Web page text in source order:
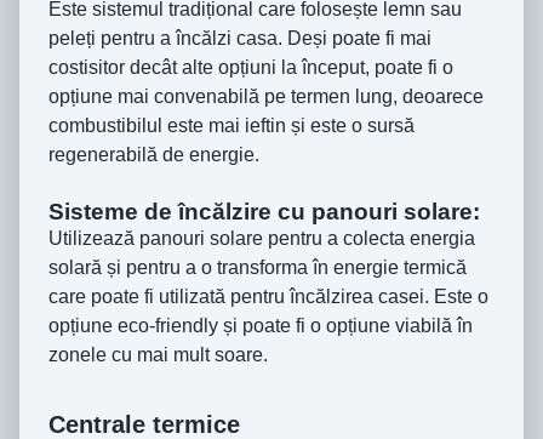
Este sistemul tradițional care folosește lemn sau
peleți pentru a încălzi casa. Deși poate fi mai
costisitor decât alte opțiuni la început, poate fi o
opțiune mai convenabilă pe termen lung, deoarece
combustibilul este mai ieftin și este o sursă
regenerabilă de energie.
Sisteme de încălzire cu panouri solare:
Utilizează panouri solare pentru a colecta energia
solară și pentru a o transforma în energie termică
care poate fi utilizată pentru încălzirea casei. Este o
opțiune eco-friendly și poate fi o opțiune viabilă în
zonele cu mai mult soare.
Centrale termice